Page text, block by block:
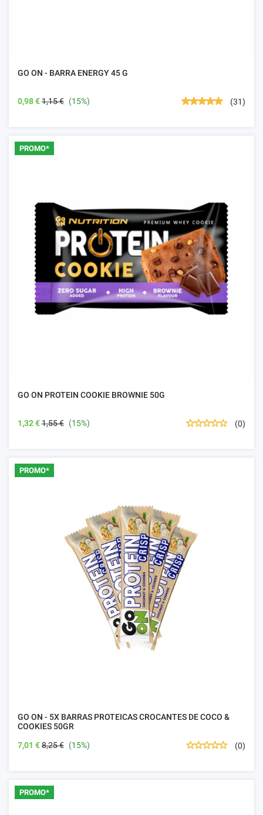
GO ON - BARRA ENERGY 45 G
0,98 €1,15 € (15%) (31)
PROMO*
GO ON PROTEIN COOKIE BROWNIE 50G
1,32 €1,55 € (15%) (0)
PROMO*
GO ON - 5X BARRAS PROTEICAS CROCANTES DE COCO &
COOKIES 50GR
7,01 €8,25 € (15%) (0)
PROMO*